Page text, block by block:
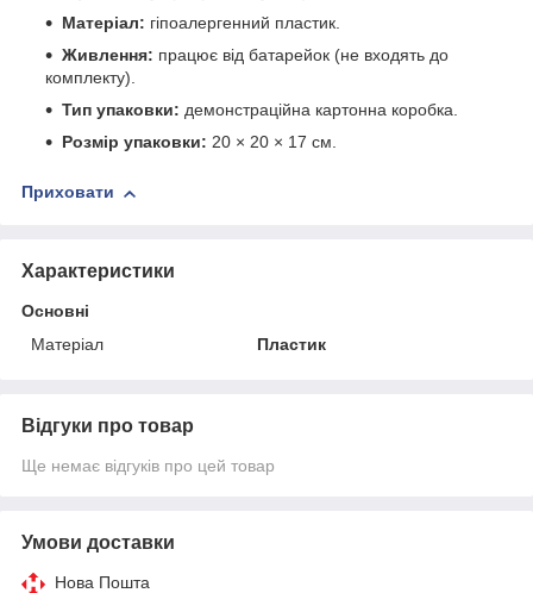
Матеріал: гіпоалергенний пластик.
Живлення: працює від батарейок (не входять до
комплекту).
Тип упаковки: демонстраційна картонна коробка.
Розмір упаковки: 20 × 20 × 17 см.
Приховати
Характеристики
Основні
Матеріал
Пластик
Відгуки про товар
Ще немає відгуків про цей товар
Умови доставки
Нова Пошта